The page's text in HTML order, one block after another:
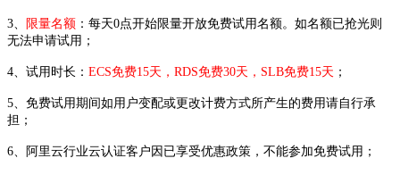
3、 限量名额 ：每天0点开始限量开放免费试用名额。如名额已抢光则
无法申请试用；
4、试用时长： ECS免费15天，RDS免费30天，SLB免费15天 ；
5、免费试用期间如用户变配或更改计费方式所产生的费用请自行承
担；
6、阿里云行业云认证客户因已享受优惠政策，不能参加免费试用；